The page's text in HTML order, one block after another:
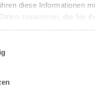
diese Informationen
zusammen, die Sie